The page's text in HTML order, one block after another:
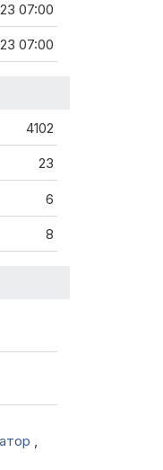
07:00
07:00
4102
23
6
8
,